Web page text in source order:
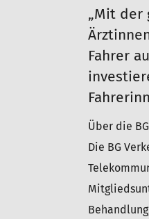
„Mit der
Fahrer
Über die
Die BG